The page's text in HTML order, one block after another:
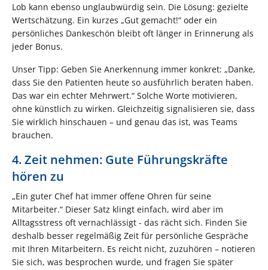
Lob kann ebenso unglaubwürdig sein. Die Lösung: gezielte
Wertschätzung. Ein kurzes „Gut gemacht!“ oder ein
persönliches Dankeschön bleibt oft länger in Erinnerung als
jeder Bonus.
Unser Tipp: Geben Sie Anerkennung immer konkret: „Danke,
dass Sie den Patienten heute so ausführlich beraten haben.
Das war ein echter Mehrwert.“ Solche Worte motivieren,
ohne künstlich zu wirken. Gleichzeitig signalisieren sie, dass
Sie wirklich hinschauen – und genau das ist, was Teams
brauchen.
4. Zeit nehmen: Gute Führungskräfte
hören zu
„Ein guter Chef hat immer offene Ohren für seine
Mitarbeiter.“ Dieser Satz klingt einfach, wird aber im
Alltagsstress oft vernachlässigt - das rächt sich. Finden Sie
deshalb besser regelmäßig Zeit für persönliche Gespräche
mit Ihren Mitarbeitern. Es reicht nicht, zuzuhören – notieren
Sie sich, was besprochen wurde, und fragen Sie später